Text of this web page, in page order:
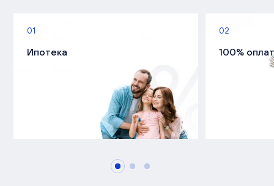
01
Ипотека
02
100%